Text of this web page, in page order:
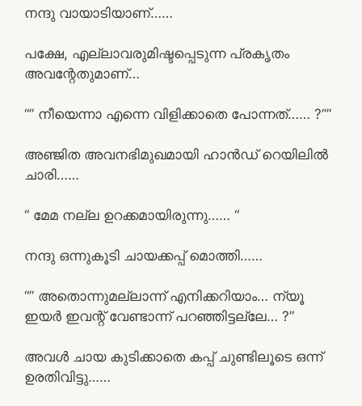
നന്ദു വായാടിയാണ്……
പക്ഷേ, എല്ലാവരുമിഷ്ടപ്പെടുന്ന പ്രകൃതം
അവന്റേതുമാണ്…
“” നീയെന്നാ എന്നെ വിളിക്കാതെ പോന്നത്…… ?””
അഞ്ജിത അവനഭിമുഖമായി ഹാൻഡ് റെയിലിൽ
ചാരി……
“ മേമ നല്ല ഉറക്കമായിരുന്നു…… “
നന്ദു ഒന്നുകൂടി ചായക്കപ്പ് മൊത്തി……
“” അതൊന്നുമല്ലാന്ന് എനിക്കറിയാം… ന്യൂ
ഇയർ ഇവന്റ് വേണ്ടാന്ന് പറഞ്ഞിട്ടല്ലേ… ?”
അവൾ ചായ കുടിക്കാതെ കപ്പ് ചുണ്ടിലൂടെ ഒന്ന്
ഉരതിവിട്ടു……